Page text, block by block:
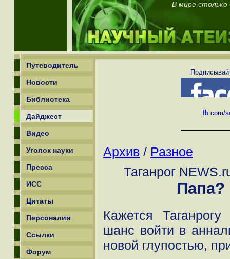
В мире
Путеводитель
Новости
Библиотека
Дайджест
Видео
Уголок науки
Пресса
ИСС
Цитаты
Персоналии
Ссылки
Форум
fb.com/
Архив / Разное
Таганрог
Папа?
Кажется
шанс войти в
новой глупостью,